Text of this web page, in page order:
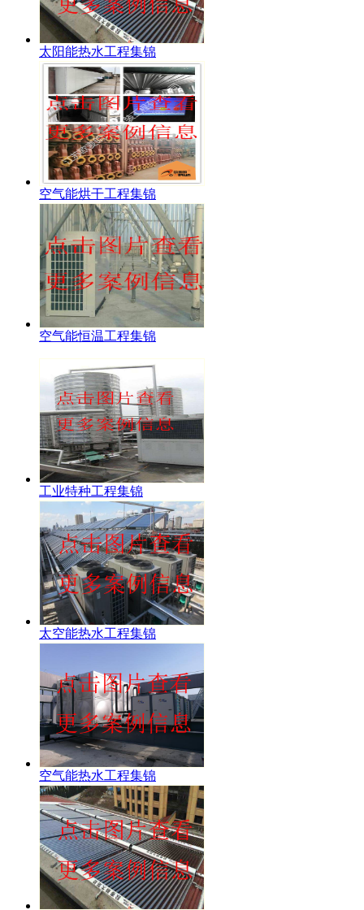
太阳能热水工程集锦
空气能烘干工程集锦
空气能恒温工程集锦
工业特种工程集锦
太空能热水工程集锦
空气能热水工程集锦